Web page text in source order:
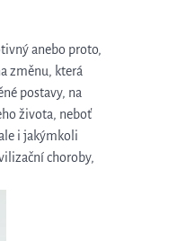
anebo proto,
změnu, která
postavy, na
života, neboť
i jakýmkoli
choroby,